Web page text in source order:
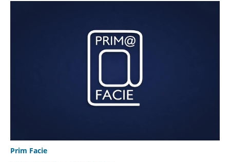
Prim Facie